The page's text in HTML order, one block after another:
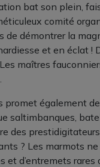
bat son plein,
comité
de démontrer la
et en éclat !
maîtres
promet également
saltimbanques,
des
? Les marmots
et d’entremets